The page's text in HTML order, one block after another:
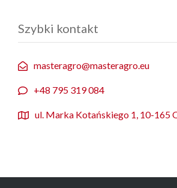
Szybki kontakt
masteragro@masteragro.eu
+48 795 319 084
ul. Marka Kotańskiego 1, 10-165